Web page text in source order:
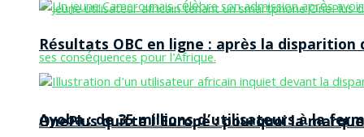
OnePlus quitte l’Europe : pourquoi la
Résultats OBC en ligne : après la disparition
Ayoba : de 35 millions d’utilisateurs à la